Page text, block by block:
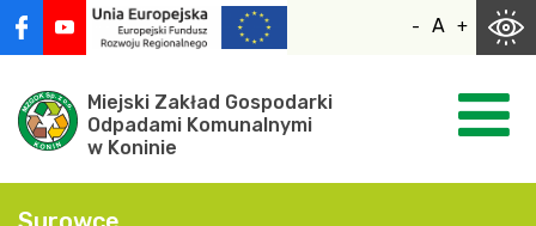
Skocz
do
zawartości
- A +
Miejski Zakład Gospodarki
Odpadami Komunalnymi
w Koninie